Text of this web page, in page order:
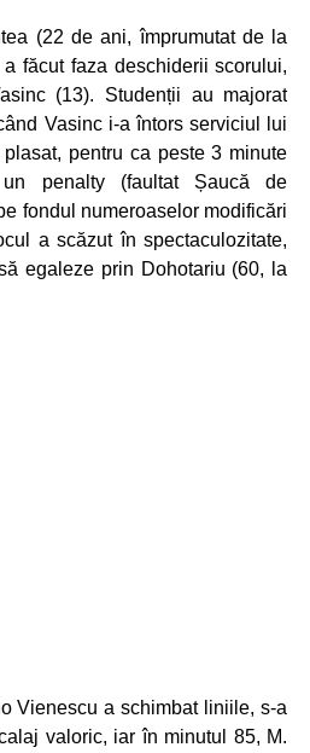
(22 de ani, împrumutat de la
făcut faza deschiderii scorului,
(13). Studenții au majorat
Vasinc i-a întors serviciul lui
pentru ca peste 3 minute
penalty (faultat Șaucă de
fondul numeroaselor modificări
a scăzut în spectaculozitate,
egaleze prin Dohotariu (60, la
Vienescu a schimbat liniile, s-a
valoric, iar în minutul 85, M.